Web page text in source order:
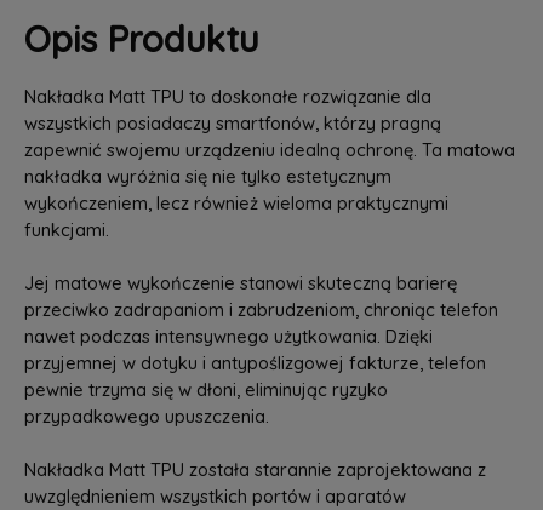
Opis Produktu
Nakładka Matt TPU to doskonałe rozwiązanie dla
wszystkich posiadaczy smartfonów, którzy pragną
zapewnić swojemu urządzeniu idealną ochronę. Ta matowa
nakładka wyróżnia się nie tylko estetycznym
wykończeniem, lecz również wieloma praktycznymi
funkcjami.
Jej matowe wykończenie stanowi skuteczną barierę
przeciwko zadrapaniom i zabrudzeniom, chroniąc telefon
nawet podczas intensywnego użytkowania. Dzięki
przyjemnej w dotyku i antypoślizgowej fakturze, telefon
pewnie trzyma się w dłoni, eliminując ryzyko
przypadkowego upuszczenia.
Nakładka Matt TPU została starannie zaprojektowana z
uwzględnieniem wszystkich portów i aparatów